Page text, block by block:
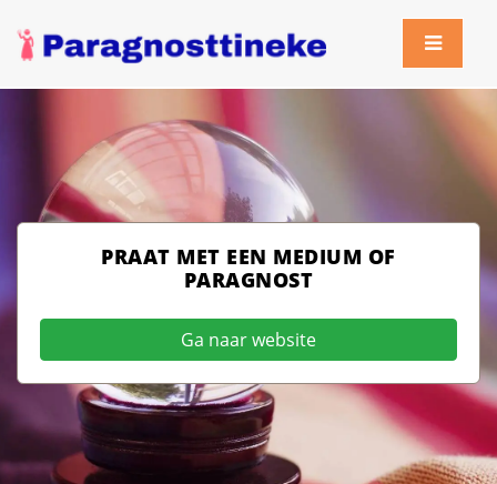
PRAAT MET EEN MEDIUM OF
PARAGNOST
Ga naar website